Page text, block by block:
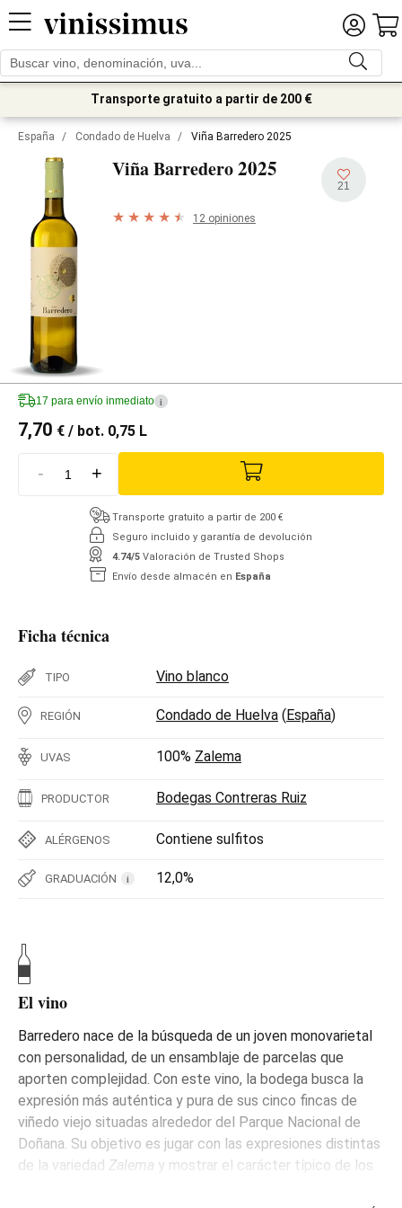
Transporte gratuito a partir de 200 €
España / Condado de Huelva / Viña Barredero 2025
Viña Barredero2025
21
12 opiniones
17 para envío inmediato i
7,70 € / bot. 0,75 L
- +
Transporte gratuito a partir de 200 €
Seguro incluido y garantía de devolución
4.74/5 Valoración de Trusted Shops
Envío desde almacén en España
Ficha técnica
TIPO Vino blanco
REGIÓN Condado de Huelva (España)
UVAS 100% Zalema
PRODUCTOR Bodegas Contreras Ruiz
ALÉRGENOS Contiene sulfitos
GRADUACIÓN i 12,0%
El vino
Barredero nace de la búsqueda de un joven monovarietal
con personalidad, de un ensamblaje de parcelas que
aporten complejidad. Con este vino, la bodega busca la
expresión más auténtica y pura de sus cinco fincas de
viñedo viejo situadas alrededor del Parque Nacional de
Doñana. Su objetivo es jugar con las expresiones distintas
de la variedad Zalema y mostrar el carácter típico de los